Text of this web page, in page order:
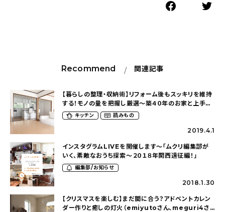
Recommend 関連記事
【暮らしの整理・収納術】リフォーム後もスッキリを維持
する！モノの量を把握し厳選〜築４０年のお家と上手に
付き合う暮らし（asukan2121さん）
キッチン 読みもの
2019.4.1
インスタグラムLIVEを開催します〜「ムクリ編集部が
いく、素敵なおうち探索〜２０１８年関西遠征編！」
編集部/お知らせ
2018.1.30
【クリスマスを楽しむ】まだ間に合う？アドベントカレン
ダー作りと癒しの灯火（emiyutoさん、meguri4さ